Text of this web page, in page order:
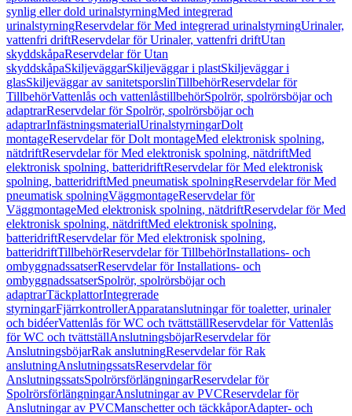
synlig eller dold urinalstyrningMed integrerad
urinalstyrningReservdelar för Med integrerad urinalstyrningUrinaler,
vattenfri driftReservdelar för Urinaler, vattenfri driftUtan
skyddskåpaReservdelar för Utan
skyddskåpaSkiljeväggarSkiljeväggar i plastSkiljeväggar i
glasSkiljeväggar av sanitetsporslinTillbehörReservdelar för
TillbehörVattenlås och vattenlåstillbehörSpolrör, spolrörsböjar och
adaptrarReservdelar för Spolrör, spolrörsböjar och
adaptrarInfästningsmaterialUrinalstyrningarDolt
montageReservdelar för Dolt montageMed elektronisk spolning,
nätdriftReservdelar för Med elektronisk spolning, nätdriftMed
elektronisk spolning, batteridriftReservdelar för Med elektronisk
spolning, batteridriftMed pneumatisk spolningReservdelar för Med
pneumatisk spolningVäggmontageReservdelar för
VäggmontageMed elektronisk spolning, nätdriftReservdelar för Med
elektronisk spolning, nätdriftMed elektronisk spolning,
batteridriftReservdelar för Med elektronisk spolning,
batteridriftTillbehörReservdelar för TillbehörInstallations- och
ombyggnadssatserReservdelar för Installations- och
ombyggnadssatserSpolrör, spolrörsböjar och
adaptrarTäckplattorIntegrerade
styrningarFjärrkontrollerApparatanslutningar för toaletter, urinaler
och bidéerVattenlås för WC och tvättställReservdelar för Vattenlås
för WC och tvättställAnslutningsböjarReservdelar för
AnslutningsböjarRak anslutningReservdelar för Rak
anslutningAnslutningssatsReservdelar för
AnslutningssatsSpolrörsförlängningarReservdelar för
SpolrörsförlängningarAnslutningar av PVCReservdelar för
Anslutningar av PVCManschetter och täckkåporAdapter- och